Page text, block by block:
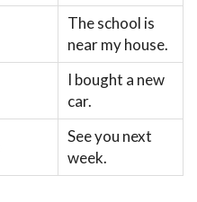
The school is
near my house.
I bought a new
car.
See you next
week.